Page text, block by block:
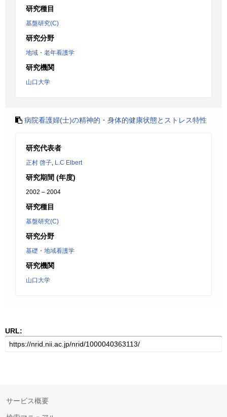
研究種目
基盤研究(C)
研究分野
地域・老年看護学
研究機関
山口大学
病院看護婦(士)の精神的・身体的健康状態とストレス特性
研究代表者
正村 啓子, L.C Elbert
研究期間 (年度)
2002 – 2004
研究種目
基盤研究(C)
研究分野
基礎・地域看護学
研究機関
山口大学
URL:
サービス概要